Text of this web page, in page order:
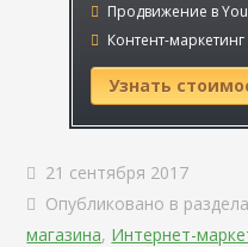
Продвижение в
Контент-маркетинг
Узнать
21 сентября 2017
Опубликовано в
магазина, Интернет-